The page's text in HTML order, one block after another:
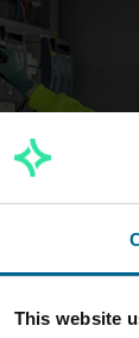
This website